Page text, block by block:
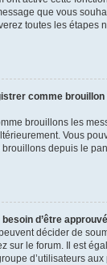
que vous
toutes les étapes
comme
brouillons les
Vous
depuis le
d’être
décider de
sur le forum. Il est
d’utilisateurs